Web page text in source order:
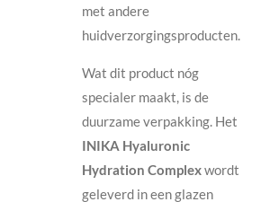
met andere
huidverzorgingsproducten.
Wat dit product nóg
specialer maakt, is de
duurzame verpakking. Het
INIKA Hyaluronic
Hydration Complexwordt
geleverd in een glazen